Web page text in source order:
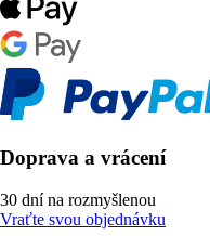
Doprava a vrácení
30 dní na rozmyšlenou
Vraťte svou objednávku